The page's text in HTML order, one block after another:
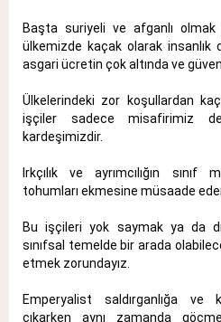
Başta suriyeli ve afganlı
ülkemizde kaçak olarak insanlık
asgari ücretin çok altında ve
Ülkelerindeki zor koşullardan
işçiler sadece misafirimiz
kardeşimizdir.
Irkçılık ve ayrımcılığın
tohumları ekmesine müsaade
Bu işçileri yok saymak ya da
sınıfsal temelde bir arada
etmek zorundayız.
Emperyalist saldırganlığa ve
çıkarken aynı zamanda